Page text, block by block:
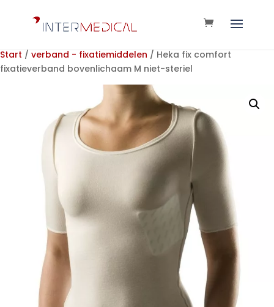
Start / verband - fixatiemiddelen / Heka fix comfort
fixatieverband bovenlichaam M niet-steriel